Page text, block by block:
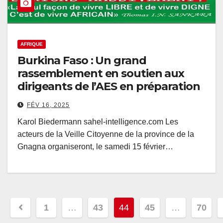
AFRIQUE
Burkina Faso : Un grand
rassemblement en soutien aux
dirigeants de l’AES en préparation
FÉV 16, 2025
Karol Biedermann sahel-intelligence.com Les
acteurs de la Veille Citoyenne de la province de la
Gnagna organiseront, le samedi 15 février…
Pagination
1 … 43 44 45 … 70